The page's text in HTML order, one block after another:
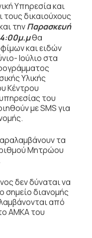
Υπηρεσία και
τους δικαιούχους
τηνΠαρασκευή
θα
και ειδών
Ιούλιο στα
Υλικής
Κέντρου
του
με SMS για
τα
Μητρώου
δεν δύναται να
διανομής
από
ΑΜΚΑ του